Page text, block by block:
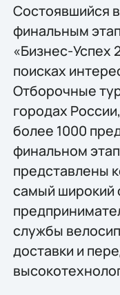
Состоявшийся
финальным
«Бизнес-Успех
поисках
Отборочные
городах
более 1000
финальном
представлены
самый широкий
службы
доставки и